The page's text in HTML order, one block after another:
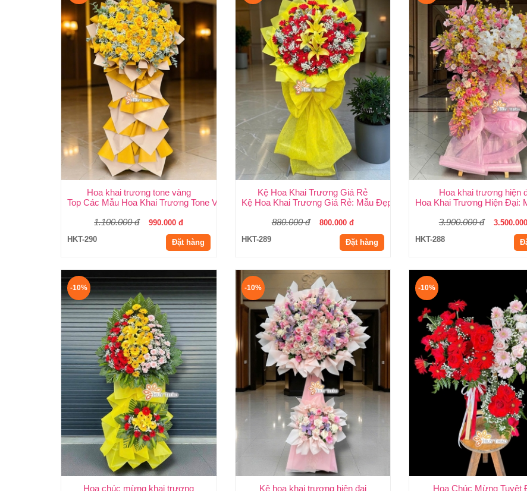
Hoa khai trương tone vàng
Top Các Mẫu Hoa Khai Trương Tone Vàng Đẹp, Sang Trọng, Giá Rẻ Nhất HCMC
1.100.000 đ
990.000 đ
HKT-290
Đặt hàng
Kệ Hoa Khai Trương Giá Rẻ
Kệ Hoa Khai Trương Giá Rẻ: Mẫu Đẹp, Sang Trọng & Giao Nhanh
880.000 đ
800.000 đ
HKT-289
Đặt hàng
Hoa khai trương hiện
Hoa Khai Trương Hiện Đại:
3.900.000 đ
HKT-288
-10%
Hoa chúc mừng khai trương
-10%
Kệ hoa khai trương hiện đại
-10%
Hoa Chúc Mừng Tuyệt